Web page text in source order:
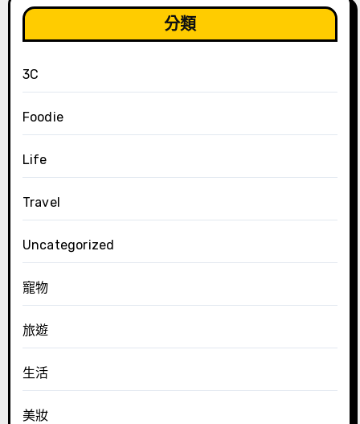
分類
3C
Foodie
Life
Travel
Uncategorized
寵物
旅遊
生活
美妝